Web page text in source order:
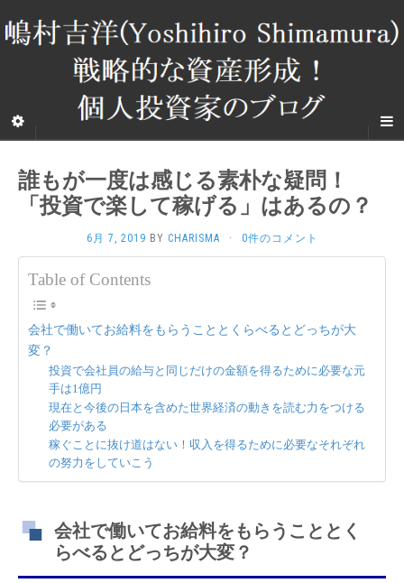
誰もが一度は感じる素朴な疑問！
「投資で楽して稼げる」はあるの？
6月 7, 2019 BY CHARISMA · 0件のコメント
Table of Contents
会社で働いてお給料をもらうこととくらべるとどっちが大
変？
投資で会社員の給与と同じだけの金額を得るために必要な元
手は1億円
現在と今後の日本を含めた世界経済の動きを読む力をつける
必要がある
稼ぐことに抜け道はない！収入を得るために必要なそれぞれ
の努力をしていこう
会社で働いてお給料をもらうこととく
らべるとどっちが大変？